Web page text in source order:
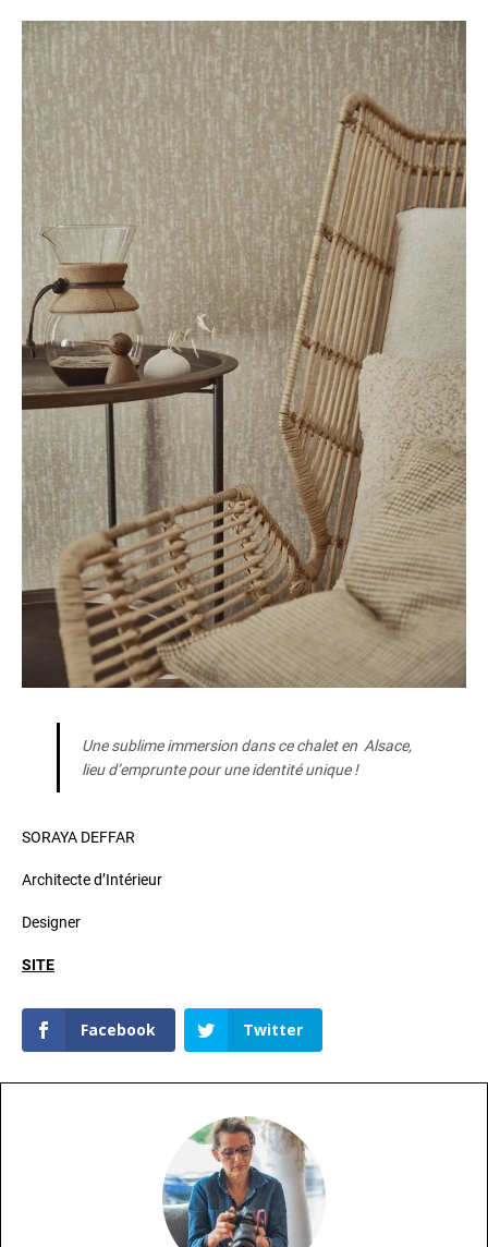
Une sublime immersion dans ce chalet en Alsace,
lieu d’emprunte pour une identité unique !
SORAYA DEFFAR
Architecte d’Intérieur
Designer
SITE
Facebook Twitter